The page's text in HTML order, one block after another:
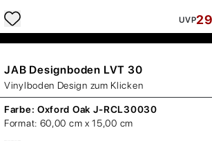
UVP
JAB Designboden LVT 30
Vinylboden Design zum Klicken
Farbe: Oxford Oak J-RCL30030
Format: 60,00 cm x 15,00 cm